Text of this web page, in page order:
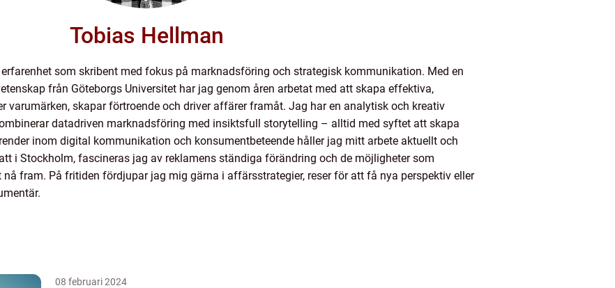
Tobias Hellman
som skribent med fokus på marknadsföring och strategisk kommunikation. Med en
från Göteborgs Universitet har jag genom åren arbetat med att skapa effektiva,
varumärken, skapar förtroende och driver affärer framåt. Jag har en analytisk och kreativ
datadriven marknadsföring med insiktsfull storytelling – alltid med syftet att skapa
inom digital kommunikation och konsumentbeteende håller jag mitt arbete aktuellt och
i Stockholm, fascineras jag av reklamens ständiga förändring och de möjligheter som
fram. På fritiden fördjupar jag mig gärna i affärsstrategier, reser för att få nya perspektiv eller
08 februari 2024